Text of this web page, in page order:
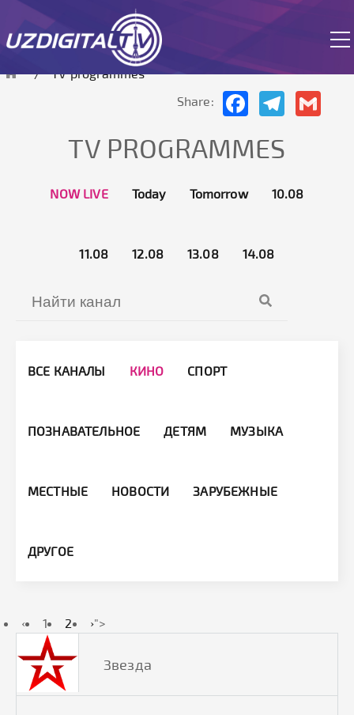
is currently in test mode.
TV programmes
Share:
FacebookTelegram
TV PROGRAMMES
NOW LIVE Today Tomorrow 10.08
11.08 12.08 13.08 14.08
ВСЕ КАНАЛЫ КИНО СПОРТ
ПОЗНАВАТЕЛЬНОЕ ДЕТЯМ МУЗЫКА
МЕСТНЫЕ НОВОСТИ ЗАРУБЕЖНЫЕ
ДРУГОЕ
‹ 1 2 ›">
Звезда